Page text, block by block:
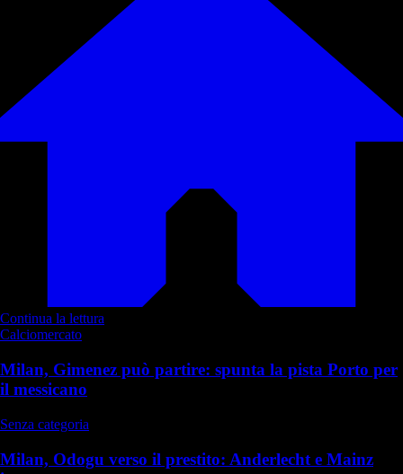
Continua la lettura
Calciomercato
Milan, Gimenez può partire: spunta la pista Porto per
il messicano
Senza categoria
Milan, Odogu verso il prestito: Anderlecht e Mainz